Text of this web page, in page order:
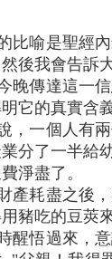
比喻是聖經
後我會告訴
晚傳達這一
它的真實含
，一個人有
分了一半給
淨盡了。
產耗盡之後
豬吃的豆莢
醒悟過來，